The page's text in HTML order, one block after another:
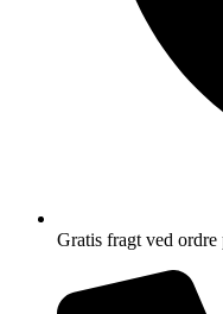
Gratis fragt ved